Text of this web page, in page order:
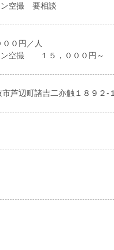
空撮 要相談
０円／人
空撮 １５，０００円～
芦辺町諸吉二亦触１８９２-１